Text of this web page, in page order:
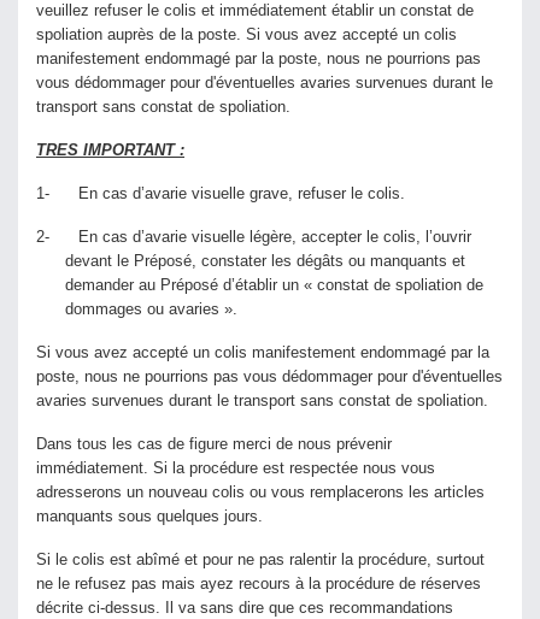
veuillez refuser le colis et immédiatement établir un constat de
spoliation auprès de la poste. Si vous avez accepté un colis
manifestement endommagé par la poste, nous ne pourrions pas
vous dédommager pour d'éventuelles avaries survenues durant le
transport sans constat de spoliation.
TRES IMPORTANT :
1- En cas d’avarie visuelle grave, refuser le colis.
2- En cas d’avarie visuelle légère, accepter le colis, l’ouvrir
devant le Préposé, constater les dégâts ou manquants et
demander au Préposé d’établir un « constat de spoliation de
dommages ou avaries ».
Si vous avez accepté un colis manifestement endommagé par la
poste, nous ne pourrions pas vous dédommager pour d'éventuelles
avaries survenues durant le transport sans constat de spoliation.
Dans tous les cas de figure merci de nous prévenir
immédiatement. Si la procédure est respectée nous vous
adresserons un nouveau colis ou vous remplacerons les articles
manquants sous quelques jours.
Si le colis est abîmé et pour ne pas ralentir la procédure, surtout
ne le refusez pas mais ayez recours à la procédure de réserves
décrite ci-dessus. Il va sans dire que ces recommandations